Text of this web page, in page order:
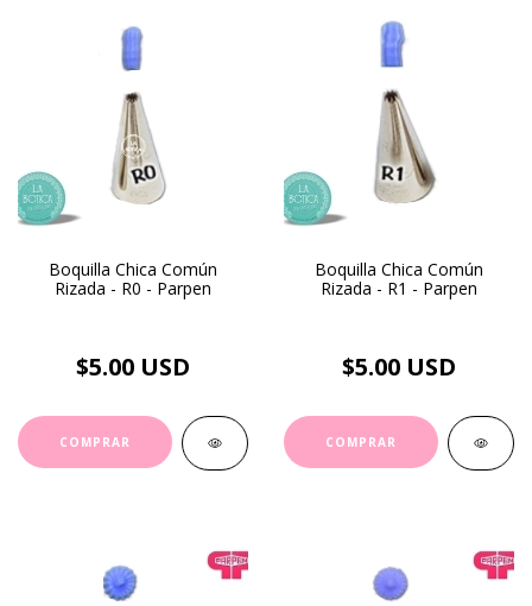
Boquilla Chica Común
Rizada - R0 - Parpen
$5.00 USD
Boquilla Chica Común
Rizada - R1 - Parpen
$5.00 USD